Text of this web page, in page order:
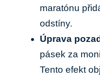
maratónu
odstíny.
Úprava
pásek za
Tento efekt